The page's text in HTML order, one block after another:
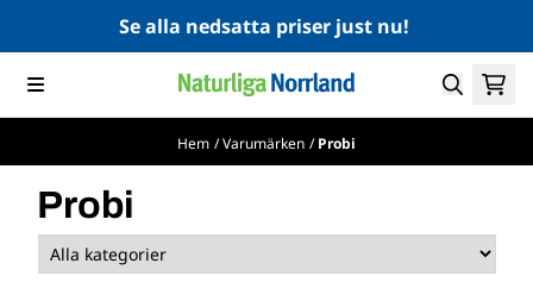
Hoppa till innehållSe alla nedsatta priser just nu!
Hem /Varumärken /Probi
Probi